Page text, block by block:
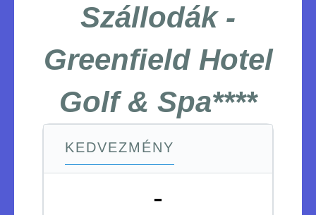
Szállodák -
Greenfield Hotel
Golf & Spa****
KEDVEZMÉNY
-